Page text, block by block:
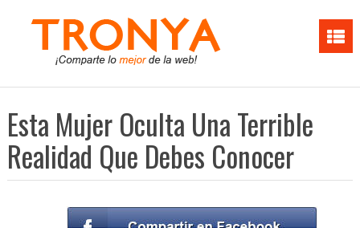
Esta Mujer Oculta Una Terrible
Realidad Que Debes Conocer